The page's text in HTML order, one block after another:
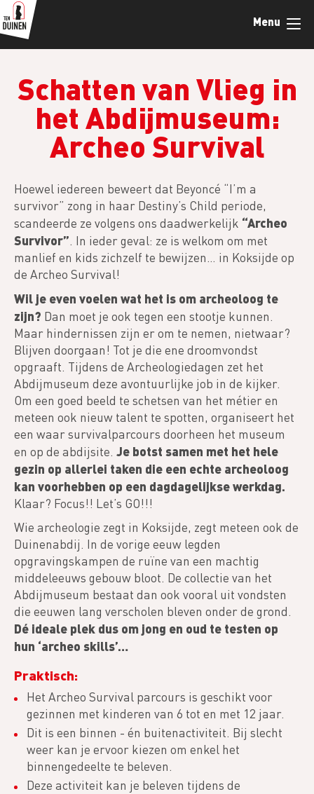
Overslaan
en
naar
gaan
Menu
Schatten van Vlieg in
het Abdijmuseum:
Archeo Survival
Hoewel iedereen beweert dat Beyoncé “I’m a
survivor” zong in haar Destiny’s Child periode,
scandeerde ze volgens ons daadwerkelijk “Archeo
Survivor”. In ieder geval: ze is welkom om met
manlief en kids zichzelf te bewijzen… in Koksijde op
de Archeo Survival!
Wil je even voelen wat het is om archeoloog te
zijn? Dan moet je ook tegen een stootje kunnen.
Maar hindernissen zijn er om te nemen, nietwaar?
Blijven doorgaan! Tot je die ene droomvondst
opgraaft. Tijdens de Archeologiedagen zet het
Abdijmuseum deze avontuurlijke job in de kijker.
Om een goed beeld te schetsen van het métier en
meteen ook nieuw talent te spotten, organiseert het
een waar survivalparcours doorheen het museum
en op de abdijsite. Je botst samen met het hele
gezin op allerlei taken die een echte archeoloog
kan voorhebben op een dagdagelijkse werkdag.
Klaar? Focus!! Let’s GO!!!
Wie archeologie zegt in Koksijde, zegt meteen ook de
Duinenabdij. In de vorige eeuw legden
opgravingskampen de ruïne van een machtig
middeleeuws gebouw bloot. De collectie van het
Abdijmuseum bestaat dan ook vooral uit vondsten
die eeuwen lang verscholen bleven onder de grond.
Dé ideale plek dus om jong en oud te testen op
hun ‘archeo skills’…
Praktisch:
Het Archeo Survival parcours is geschikt voor
gezinnen met kinderen van 6 tot en met 12 jaar.
Dit is een binnen - én buitenactiviteit. Bij slecht
weer kan je ervoor kiezen om enkel het
binnengedeelte te beleven.
Deze activiteit kan je beleven tijdens de